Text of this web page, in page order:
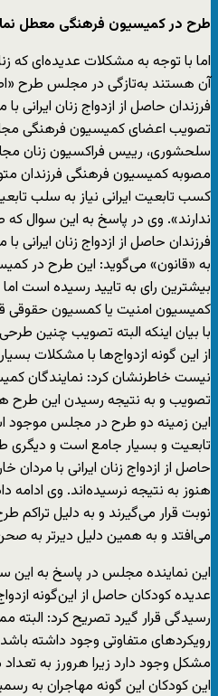
طرح در کمیسیون فرهنگی معطل
اما با توجه به مشکلات عدیده‌ای که
آن هستند به‌تازگی در مجلس طرح
فرزندان حاصل از ازدواج زنان
تصویب اعضای کمیسیون فرهنگی
سلحشوری، رییس فراکسیون زنان
مصوبه کمیسیون فرهنگی فرزندان
کسب تابعیت ایرانی نیاز به سلب
ندارند». وی در پاسخ به این سوال
فرزندان حاصل از ازدواج زنان
به «قانون» می‌گوید: این طرح در
بیشترین رای به تایید رسیده است
کمیسیون امنیت یا کمسیون حقوقی
با بیان اینکه البته تصویب چنین
از این گونه ازدواج‌ها با مشکلات
نیست خاطرنشان کرد: نمایندگان
تصویب و به نتیجه رسیدن این طرح
این زمینه دو طرح در مجلس موجود
تابعیت و بسیار جامع است و دیگری
حاصل از ازدواج زنان ایرانی با
هنوز به نتیجه نرسیده‌اند. وی
نوبت قرار می‌گیرند و به دلیل تراکم
می‌افتد و به همین دلیل دیرتر به
این نماینده مجلس در پاسخ به این
عدیده کودکان حاصل از این‌گونه
رسیدگی قرار گیرد تصریح کرد: البته
رویکردهای متفاوتی وجود داشته
مشکل وجود دارد زیرا هرورز به
این کودکان این گونه مهاجران به